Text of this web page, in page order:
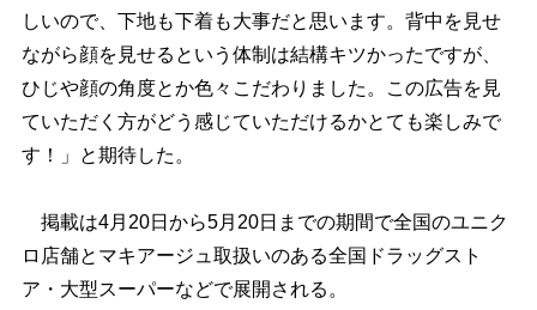
しいので、下地も下着も大事だと思います。背中を見せ
ながら顔を見せるという体制は結構キツかったですが、
ひじや顔の角度とか色々こだわりました。この広告を見
ていただく方がどう感じていただけるかとても楽しみで
す！」と期待した。
掲載は4月20日から5月20日までの期間で全国のユニク
ロ店舗とマキアージュ取扱いのある全国ドラッグスト
ア・大型スーパーなどで展開される。